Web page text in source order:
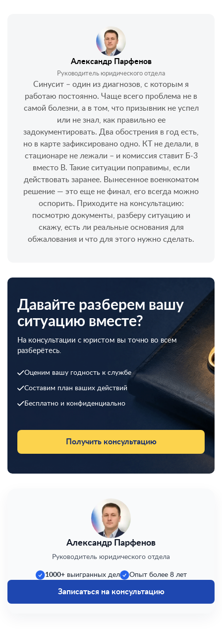
Александр Парфенов
Руководитель юридического отдела
Синусит – один из диагнозов, с которым я
работаю постоянно. Чаще всего проблема не в
самой болезни, а в том, что призывник не успел
или не знал, как правильно ее
задокументировать. Два обострения в год есть,
но в карте зафиксировано одно. КТ не делали, в
стационаре не лежали – и комиссия ставит Б-3
вместо В. Такие ситуации поправимы, если
действовать заранее. Вынесенное военкоматом
решение — это еще не финал, его всегда можно
оспорить. Приходите на консультацию:
посмотрю документы, разберу ситуацию и
скажу, есть ли реальные основания для
обжалования и что для этого нужно сделать.
Давайте разберем вашу
ситуацию вместе?
На консультации с юристом вы точно во всем
разберётесь.
Оценим вашу годность к службе
Составим план ваших действий
Бесплатно и конфиденциально
Получить консультацию
Александр Парфенов
Руководитель юридического отдела
1000+выигранных дел Опыт более 8 лет
Записаться на консультацию